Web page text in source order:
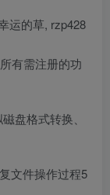
运的草, rzp428
有需注册的功
盘格式转换、
文件操作过程5